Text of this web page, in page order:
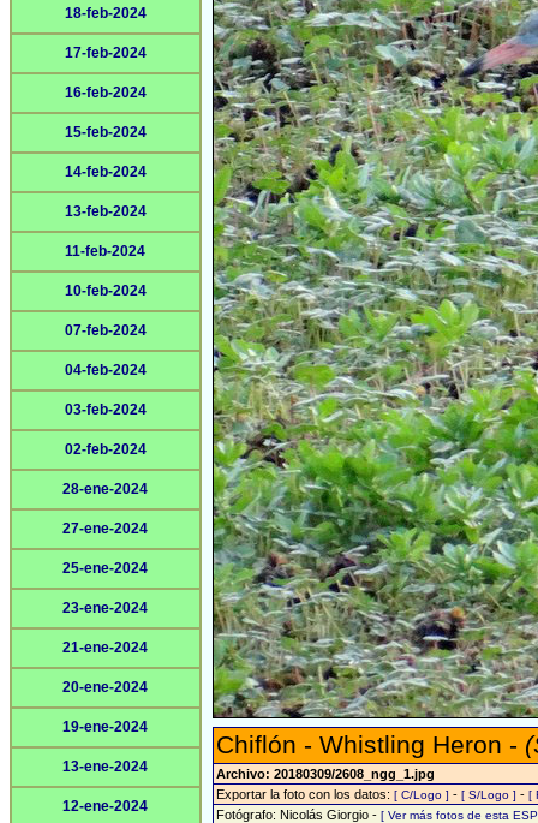
18-feb-2024
17-feb-2024
16-feb-2024
15-feb-2024
14-feb-2024
13-feb-2024
11-feb-2024
10-feb-2024
07-feb-2024
04-feb-2024
03-feb-2024
02-feb-2024
28-ene-2024
27-ene-2024
25-ene-2024
23-ene-2024
21-ene-2024
20-ene-2024
19-ene-2024
13-ene-2024
12-ene-2024
Chiflón - Whistling Heron -
Archivo: 20180309/2608_ngg_1.jpg
Exportar la foto con los datos: [ C/Logo ] - [ S/Logo ] - [
Fotógrafo: Nicolás Giorgio - [ Ver más fotos de esta